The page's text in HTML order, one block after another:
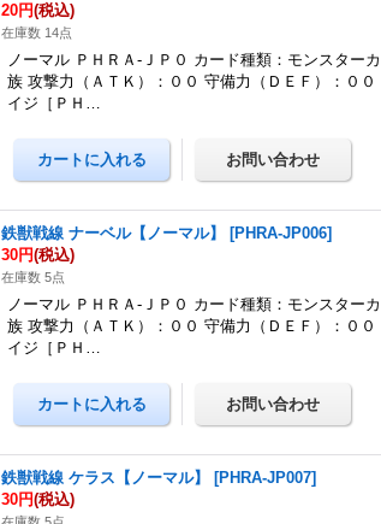
20円(税込)
在庫数 14点
ノーマル ＰＨＲＡ-ＪＰ０ カード種類：モンスター
族 攻撃力（ＡＴＫ）：００ 守備力（ＤＥＦ）：０
イジ［ＰＨ…
鉄獣戦線 ナーベル【ノーマル】 [PHRA-JP006]
30円(税込)
在庫数 5点
ノーマル ＰＨＲＡ-ＪＰ０ カード種類：モンスター
族 攻撃力（ＡＴＫ）：００ 守備力（ＤＥＦ）：０
イジ［ＰＨ…
鉄獣戦線 ケラス【ノーマル】 [PHRA-JP007]
30円(税込)